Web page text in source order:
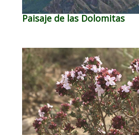
Paisaje de las Dolomitas